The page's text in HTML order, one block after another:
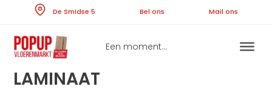
content
De Smidse 5
Een moment...
LAMINAAT